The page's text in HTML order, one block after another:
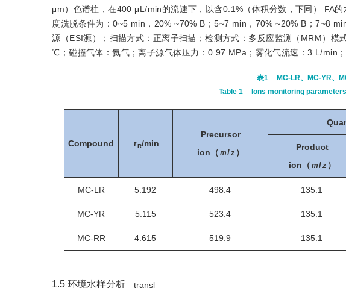
μm）色谱柱，在400 μL/min的流速下，以含0.1%（体积分数，下同） FA
度洗脱条件为：0~5 min，20% ~70% B；5~7 min，70% ~20% B；7~8
源（ESI源）；扫描方式：正离子扫描；检测方式：多反应监测（MRM）
℃；碰撞气体：氦气；离子源气体压力：0.97 MPa；雾化气流速：3 L/min
表1
MC-LR、MC-YR、
Table 1
Ions monitoring
Compound t R/min
Precursor
ion（ m/z ）
Product
ion（ m/z ）
MC-LR 5.192 498.4 135.1
MC-YR 5.115 523.4 135.1
MC-RR 4.615 519.9 135.1
1.5 环境水样分析 transl